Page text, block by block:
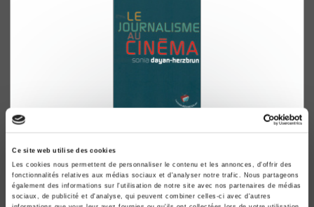
Ce site web utilise des cookies
Les cookies nous permettent de personnaliser le contenu et les annonces, d'offrir des
fonctionnalités relatives aux médias sociaux et d'analyser notre trafic. Nous partageons
également des informations sur l'utilisation de notre site avec nos partenaires de médias
sociaux, de publicité et d'analyse, qui peuvent combiner celles-ci avec d'autres
Le journalisme au cinéma
Sonia Dayan-Herzbrun